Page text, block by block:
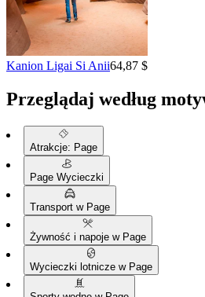
Kanion Ligai Si Anii64,87 $
Przeglądaj według
Atrakcje: Page
Page Wycieczki
Transport w Page
Żywność i napoje w Page
Wycieczki lotnicze w Page